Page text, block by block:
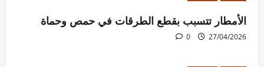
الأمطار تتسبب بقطع الطرقات في حمص وحماة
27/04/2026
0